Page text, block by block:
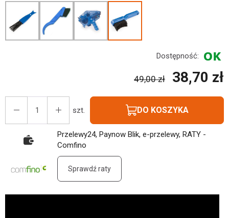
Dostępność:
49,00 zł 38,70 zł
szt. DO KOSZYKA
Przelewy24, Paynow Blik, e-przelewy, RATY -
Comfino
Sprawdź raty